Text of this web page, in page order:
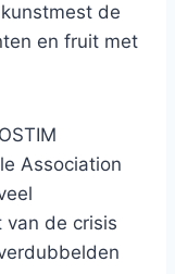
de
en fruit met
Association
de crisis